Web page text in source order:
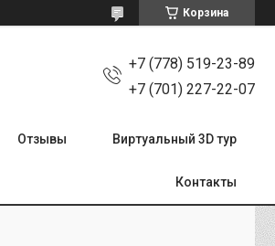
Корзина
+7 (778) 519-23-89
+7 (701) 227-22-07
Отзывы Виртуальный 3D тур
Контакты